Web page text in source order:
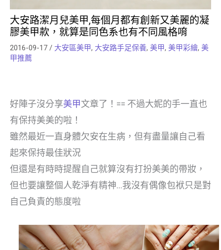
大安路潔月兒美甲,每個月都有創新又美麗的凝
膠美甲款，就算是同色系也有不同風格唷
2016-09-17 / 大安區美甲, 大安路手足保養, 美甲, 美甲彩繪, 美
甲推薦
好陣子沒分享美甲文章了！== 不過大妮的手一直也
有保持美美的啦！
雖然最近一直身體欠安在生病，但有盡量讓自己看
起來保持最佳狀況
但還是有時時提醒自己就算沒有打扮美美的帶妝，
但也要讓整個人乾淨有精神…我沒有偶像包袱只是對
自己負責的態度啦